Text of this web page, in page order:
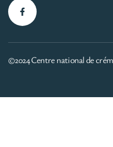
©2024 Centre national de